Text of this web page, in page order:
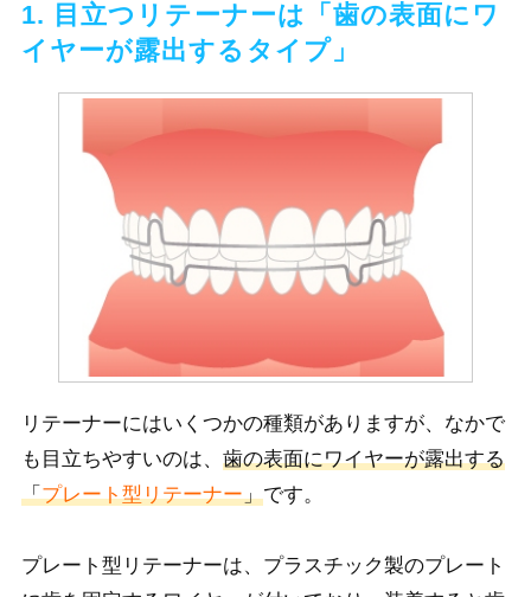
1. 目立つリテーナーは「歯の表面にワ
イヤーが露出するタイプ」
リテーナーにはいくつかの種類がありますが、なかで
も目立ちやすいのは、 歯の表面にワイヤーが露出する
「プレート型リテーナー」です。
プレート型リテーナーは、プラスチック製のプレート